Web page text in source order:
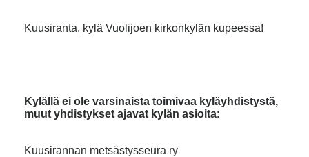
Kuusiranta, kylä Vuolijoen kirkonkylän kupeessa!
Kylällä ei ole varsinaista toimivaa kyläyhdistystä,
muut yhdistykset ajavat kylän asioita:
Kuusirannan metsästysseura ry